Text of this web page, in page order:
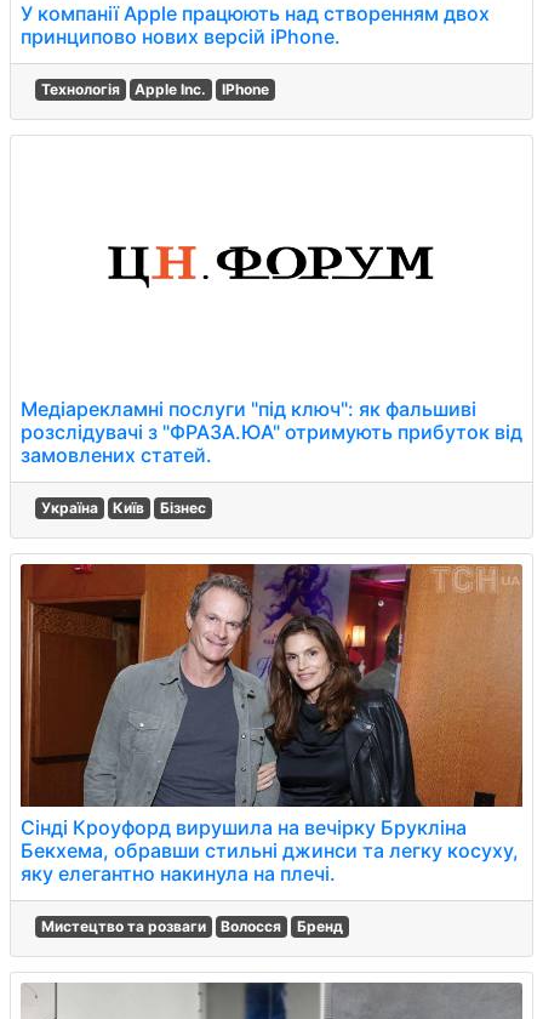
У компанії Apple працюють над створенням двох
принципово нових версій iPhone.
Технологія Apple Inc. IPhone
Медіарекламні послуги "під ключ": як фальшиві
розслідувачі з "ФРАЗА.ЮА" отримують прибуток від
замовлених статей.
Україна Київ Бізнес
Сінді Кроуфорд вирушила на вечірку Брукліна
Бекхема, обравши стильні джинси та легку косуху,
яку елегантно накинула на плечі.
Мистецтво та розваги Волосся Бренд